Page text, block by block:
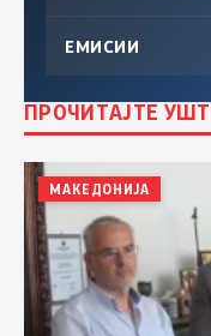
ЕМИСИИ
ПРОЧИТАЈТЕ
МАКЕДОНИЈА